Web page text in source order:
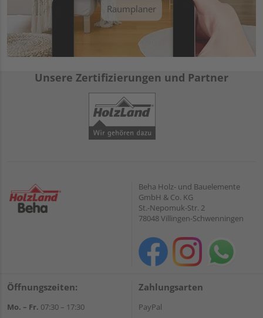
Raumplaner
Unsere Zertifizierungen und Partner
Beha Holz- und Bauelemente
GmbH & Co. KG
St.-Nepomuk-Str. 2
78048 Villingen-Schwenningen
Öffnungszeiten:
Mo. – Fr. 07:30 – 17:30
Zahlungsarten
PayPal